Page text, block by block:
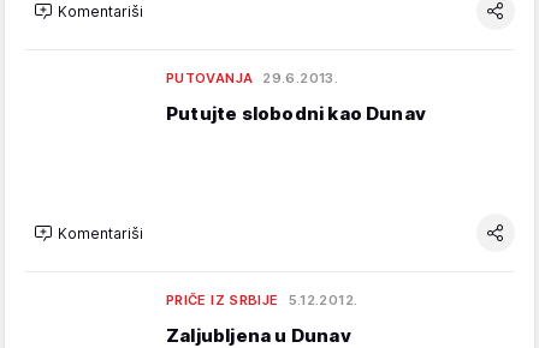
Komentariši
PUTOVANJA 29.6.2013.
Putujte slobodni kao Dunav
Komentariši
PRIČE IZ SRBIJE 5.12.2012.
Zaljubljena u Dunav